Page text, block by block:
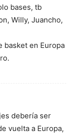
bases, tb
Willy, Juancho,
basket en Europa
debería ser
vuelta a Europa,